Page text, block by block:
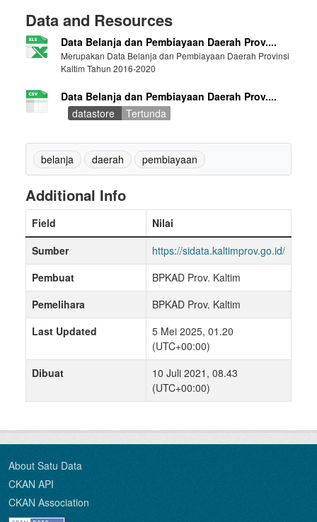
Data and Resources
Data Belanja dan Pembiayaan Daerah Prov....
Merupakan Data Belanja dan Pembiayaan Daerah Provinsi
Kaltim Tahun 2016-2020
Data Belanja dan Pembiayaan Daerah Prov....
datastore
Tertunda
belanja daerah pembiayaan
Additional Info
Field
Nilai
Sumber
https://sidata.kaltimprov.go.id/
Pembuat
BPKAD Prov. Kaltim
Pemelihara
BPKAD Prov. Kaltim
Last Updated
5 Mei 2025, 01.20
(UTC+00:00)
Dibuat
10 Juli 2021, 08.43
(UTC+00:00)
About Satu Data
CKAN API
CKAN Association